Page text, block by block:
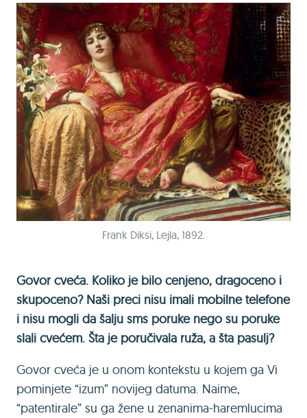
Frank Diksi, Lejla, 1892.
Govor cveća. Koliko je bilo cenjeno, dragoceno i
skupoceno? Naši preci nisu imali mobilne telefone
i nisu mogli da šalju sms poruke nego su poruke
slali cvećem. Šta je poručivala ruža, a šta pasulj?
Govor cveća je u onom kontekstu u kojem ga Vi
pominjete “izum” novijeg datuma. Naime,
“patentirale” su ga žene u zenanima-haremlucima